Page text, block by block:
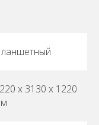
х 3130 х 1220